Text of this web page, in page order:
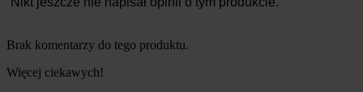
Brak komentarzy do tego produktu.
Więcej ciekawych!